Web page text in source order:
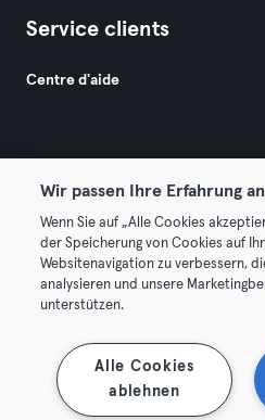
Service clients
Centre d'aide
© 2026 Urban Sports Group
Conditions générales
Mentions légales
Se rétracter ici
Wir passen Ihre Erfahrung an
Wenn Sie auf „Alle Cookies
der Speicherung von Cookies auf
Websitenavigation zu verbessern,
analysieren und unsere
unterstützen.
Alle Cookies
ablehnen